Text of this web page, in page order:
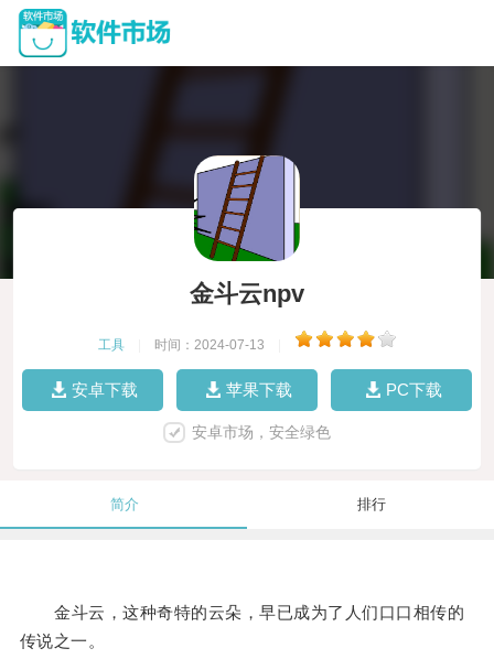
金斗云npv
工具 时间：2024-07-13
安卓下载 苹果下载 PC下载
安卓市场，安全绿色
简介 排行
金斗云，这种奇特的云朵，早已成为了人们口口相传的
传说之一。